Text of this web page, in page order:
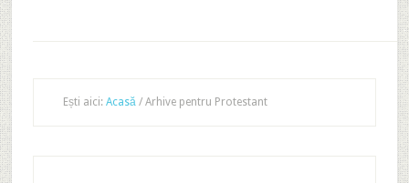
Ești aici: Acasă /Arhive pentru Protestant